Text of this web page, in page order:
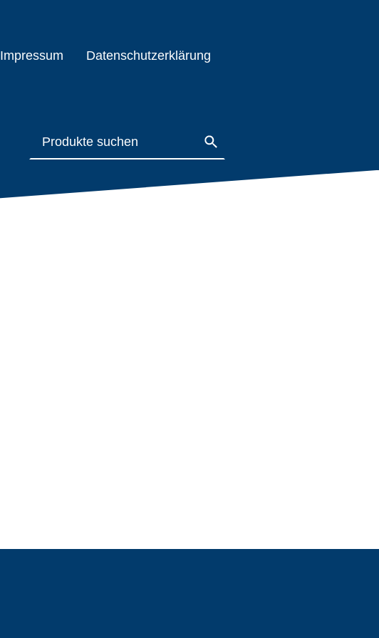
Impressum Datenschutzerklärung